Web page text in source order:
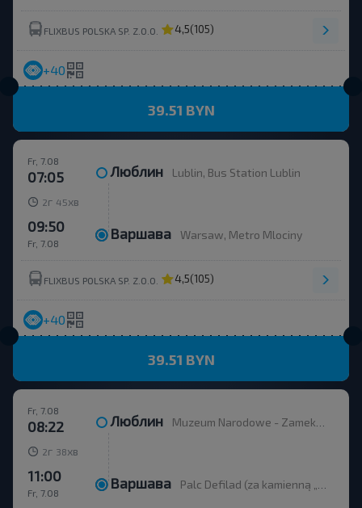
FLIXBUS POLSKA SP. Z.O.O. 4,5(105)
+40
39.51 BYN
Fr, 7.08
07:05 Люблин Lublin, Bus Station Lublin
2г 45 хв
Fr, 7.08
09:50 Варшава Warsaw, Metro Mlociny
FLIXBUS POLSKA SP. Z.O.O. 4,5(105)
+40
39.51 BYN
Fr, 7.08
08:22 Люблин Muzeum Narodowe - Zamek 04
2г 38 хв
Fr, 7.08
11:00 Варшава Palc Defilad (za kamienną „iglicą”)